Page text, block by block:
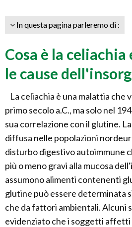
In questa pagina parleremo di :
Cosa è la celiachia
le cause
La celiachia è una malattia che
primo secolo a.C., ma solo nel
sua correlazione con il glutine.
diffusa nelle popolazioni
disturbo digestivo autoimmune
più o meno gravi alla mucosa
assumono alimenti contenenti
glutine può essere determinata
che da fattori ambientali. Alcuni
evidenziato che i soggetti affetti